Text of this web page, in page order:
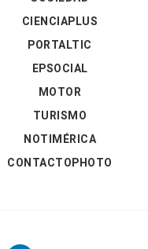
CIENCIAPLUS
PORTALTIC
EPSOCIAL
MOTOR
TURISMO
NOTIMÉRICA
CONTACTOPHOTO